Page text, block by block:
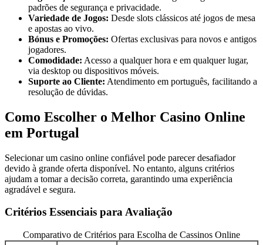
padrões de segurança e privacidade.
Variedade de Jogos: Desde slots clássicos até jogos de mesa
e apostas ao vivo.
Bónus e Promoções: Ofertas exclusivas para novos e antigos
jogadores.
Comodidade: Acesso a qualquer hora e em qualquer lugar,
via desktop ou dispositivos móveis.
Suporte ao Cliente: Atendimento em português, facilitando a
resolução de dúvidas.
Como Escolher o Melhor Casino Online
em Portugal
Selecionar um casino online confiável pode parecer desafiador
devido à grande oferta disponível. No entanto, alguns critérios
ajudam a tomar a decisão correta, garantindo uma experiência
agradável e segura.
Critérios Essenciais para Avaliação
Comparativo de Critérios para Escolha de Cassinos Online